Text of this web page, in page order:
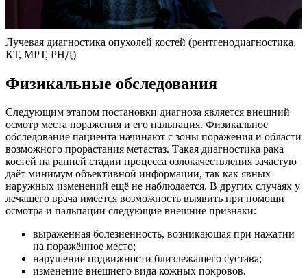
Лучевая диагностика опухолей костей (рентгенодиагностика,
КТ, МРТ, РНД)
Физикальные обследования
Следующим этапом постановки диагноза является внешний
осмотр места поражения и его пальпация. Физикальное
обследование пациента начинают с зоны поражения и области
возможного прорастания метастаз. Такая диагностика рака
костей на ранней стадии процесса озлокачествления зачастую
даёт минимум объективной информации, так как явных
наружных изменений ещё не наблюдается. В других случаях у
лечащего врача имеется возможность выявить при помощи
осмотра и пальпации следующие внешние признаки:
выраженная болезненность, возникающая при нажатии
на поражённое место;
нарушение подвижности близлежащего сустава;
изменение внешнего вида кожных покровов.